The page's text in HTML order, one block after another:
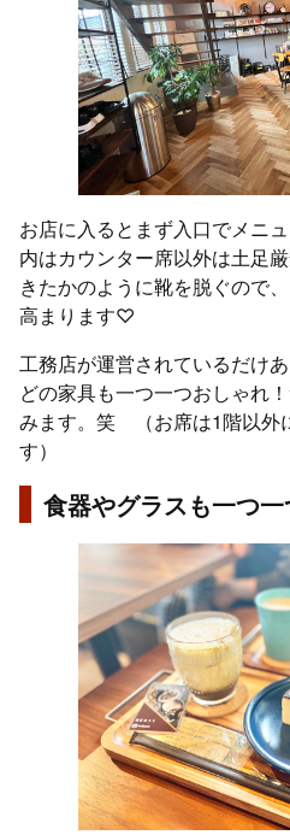
お店に入るとまず入口でメニ
内はカウンター席以外は土足
きたかのように靴を脱ぐので
高まります♡
工務店が運営されているだけ
どの家具も一つ一つおしゃれ
みます。笑 （お席は1階以外
す）
食器やグラスも一つ一